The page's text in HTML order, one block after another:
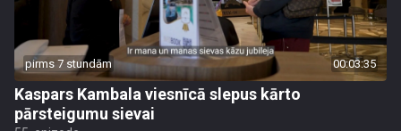
pirms 7 stundām 00:03:35
Kaspars Kambala viesnīcā slepus kārto
pārsteigumu sievai